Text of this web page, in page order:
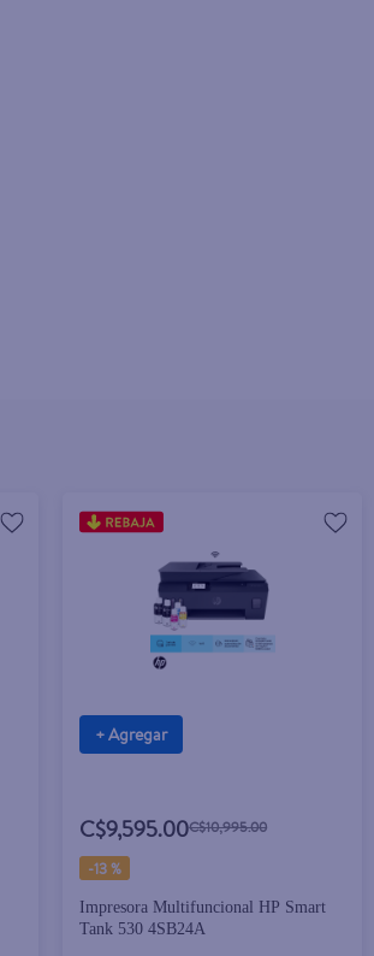
+ Agregar
C$9,595.00C$10,995.00
-13 %
Impresora Multifuncional HP Smart
Tank 530 4SB24A